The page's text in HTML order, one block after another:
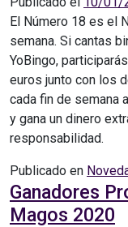
El Número 18 es el
semana. Si cantas
YoBingo,
euros junto con los
cada fin de semana
y gana un dinero
responsabilidad.
Publicado en
Ganadores
Magos 2020